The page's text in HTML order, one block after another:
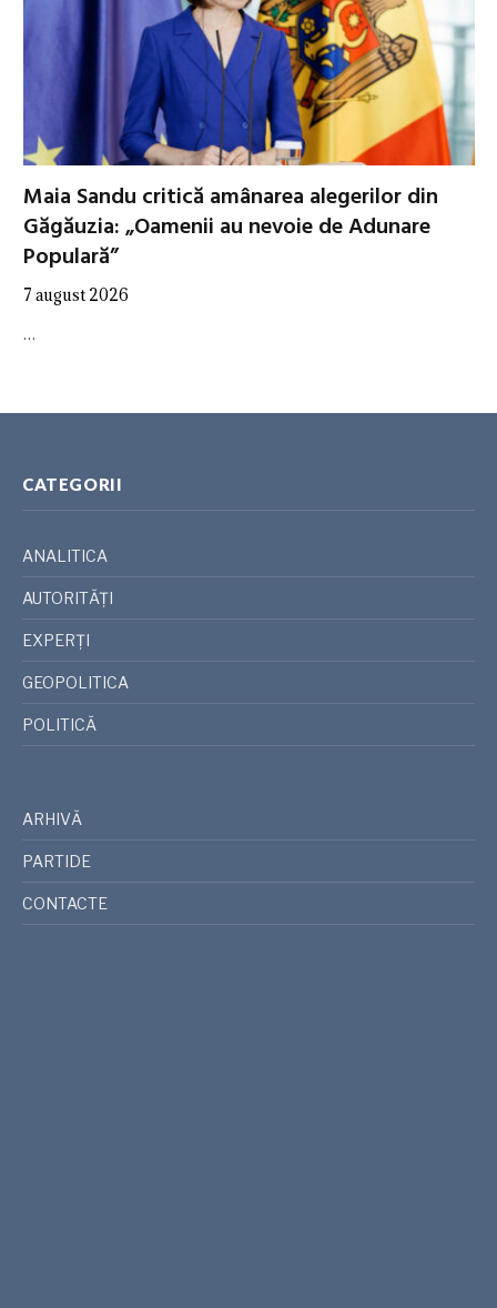
Maia Sandu critică amânarea alegerilor din
Găgăuzia: „Oamenii au nevoie de Adunare
Populară”
7 august 2026
…
CATEGORII
ANALITICA
AUTORITĂȚI
EXPERȚI
GEOPOLITICA
POLITICĂ
ARHIVĂ
PARTIDE
CONTACTE